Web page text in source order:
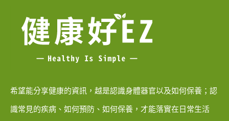
希望能分享健康的資訊，越是認識身體器官以及如何保養；認
識常見的疾病、如何預防、如何保養，才能落實在日常生活